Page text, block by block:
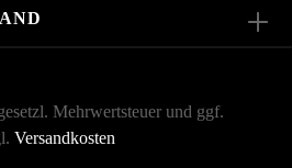
Mehrwertsteuer und ggf.
Versandkosten